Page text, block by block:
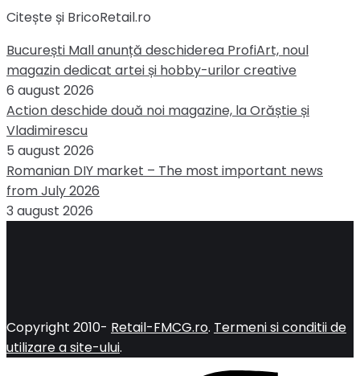
Citește și BricoRetail.ro
București Mall anunță deschiderea ProfiArt, noul
magazin dedicat artei și hobby-urilor creative
6 august 2026
Action deschide două noi magazine, la Orăștie și
Vladimirescu
5 august 2026
Romanian DIY market – The most important news
from July 2026
3 august 2026
Copyright 2010- Retail-FMCG.ro. Termeni si conditii de
utilizare a site-ului.